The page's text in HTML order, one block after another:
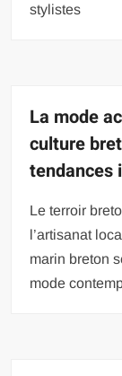
stylistes
La mode
culture
tendances
Le terroir
l’artisanat
marin breton
mode